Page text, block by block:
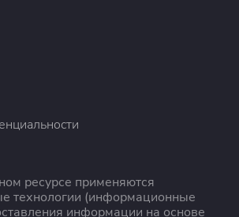
ресурсе применяются
технологии (информационные
информации на основе